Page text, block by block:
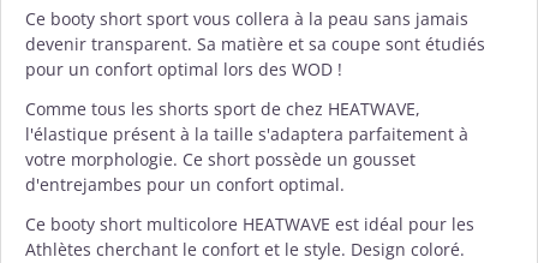
Ce booty short sport vous collera à la peau sans jamais
devenir transparent. Sa matière et sa coupe sont étudiés
pour un confort optimal lors des WOD !
Comme tous les shorts sport de chez HEATWAVE,
l'élastique présent à la taille s'adaptera parfaitement à
votre morphologie. Ce short possède un gousset
d'entrejambes pour un confort optimal.
Ce booty short multicolore HEATWAVE est idéal pour les
Athlètes cherchant le confort et le style. Design coloré.